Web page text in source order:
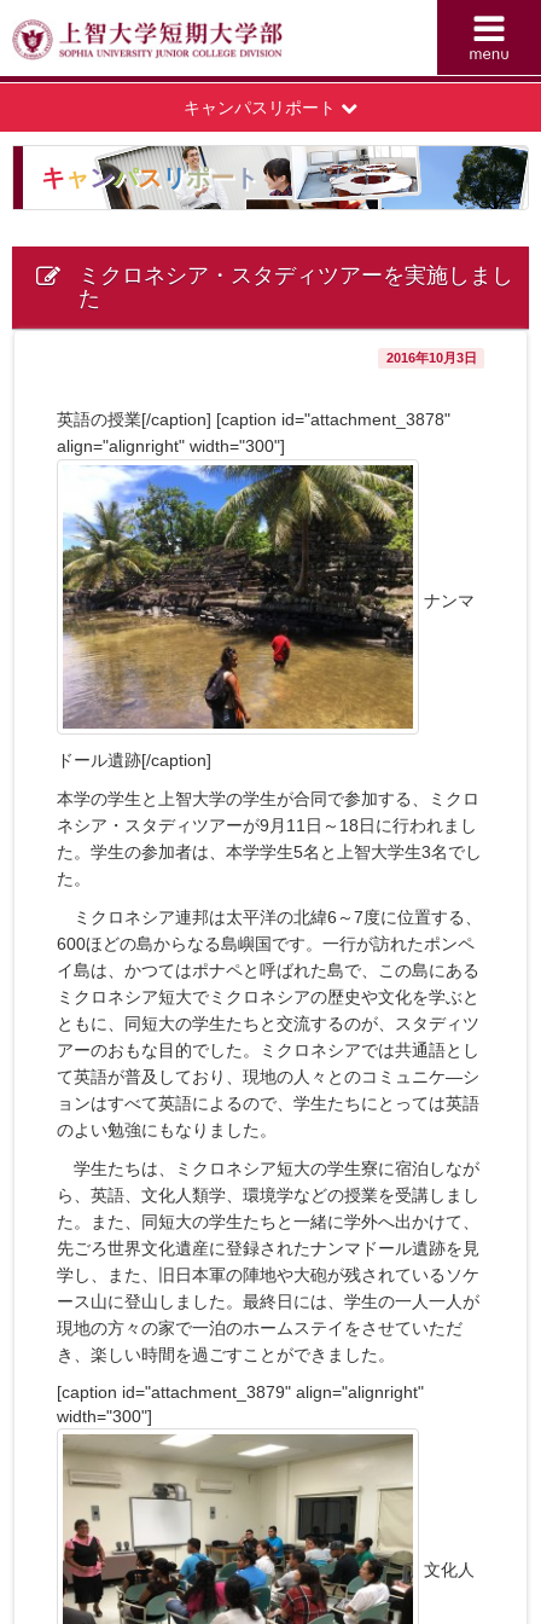
キャンパスリポート
キャンパス リポート
ミクロネシア・スタディツアーを実施しまし
た
2016年10月3日
英語の授業[/caption] [caption id="attachment_3878"
align="alignright" width="300"]
ナンマ
ドール遺跡[/caption]
本学の学生と上智大学の学生が合同で参加する、ミクロ
ネシア・スタディツアーが9月11日～18日に行われまし
た。学生の参加者は、本学学生5名と上智大学生3名でし
た。
ミクロネシア連邦は太平洋の北緯6～7度に位置する、
600ほどの島からなる島嶼国です。一行が訪れたポンペ
イ島は、かつてはポナペと呼ばれた島で、この島にある
ミクロネシア短大でミクロネシアの歴史や文化を学ぶと
ともに、同短大の学生たちと交流するのが、スタディツ
アーのおもな目的でした。ミクロネシアでは共通語とし
て英語が普及しており、現地の人々とのコミュニケ―シ
ョンはすべて英語によるので、学生たちにとっては英語
のよい勉強にもなりました。
学生たちは、ミクロネシア短大の学生寮に宿泊しなが
ら、英語、文化人類学、環境学などの授業を受講しまし
た。また、同短大の学生たちと一緒に学外へ出かけて、
先ごろ世界文化遺産に登録されたナンマドール遺跡を見
学し、また、旧日本軍の陣地や大砲が残されているソケ
ース山に登山しました。最終日には、学生の一人一人が
現地の方々の家で一泊のホームステイをさせていただ
き、楽しい時間を過ごすことができました。
[caption id="attachment_3879" align="alignright"
width="300"]
文化人